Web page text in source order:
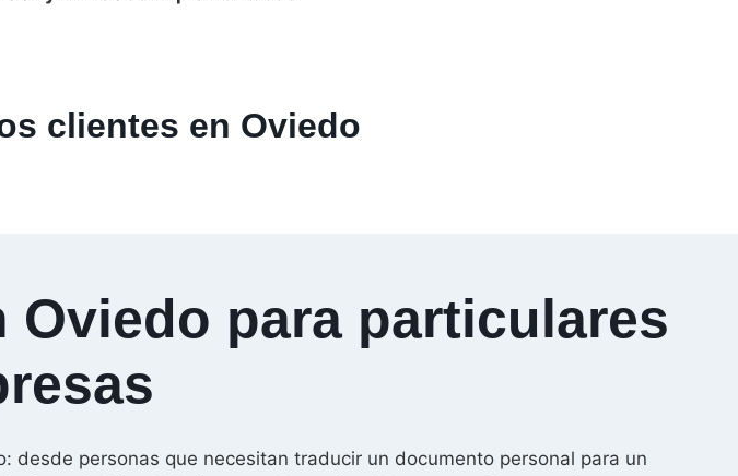
clientes en Oviedo
para particulares
personas que necesitan traducir un documento personal para un